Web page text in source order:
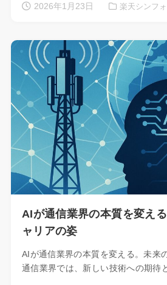
2026年1月23日 楽天シンフ
AIが通信業界の本質を変え
ャリアの姿
AIが通信業界の本質を変える。未来
通信業界では、新しい技術への期待